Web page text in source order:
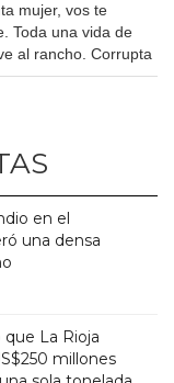
mujer, vos te
Toda una vida de
al rancho. Corrupta
en el
una densa
La Rioja
millones